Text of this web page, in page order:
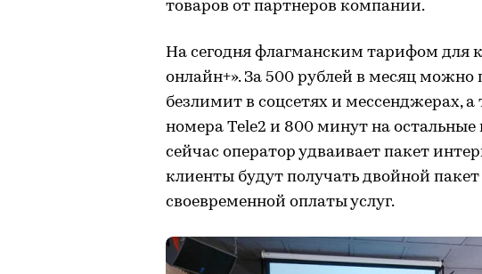
товаров от партнеров компании.
На сегодня флагманским тарифом для
онлайн+». За 500 рублей в месяц можно
безлимит в соцсетях и мессенджерах,
номера Tele2 и 800 минут на
сейчас оператор удваивает пакет
клиенты будут получать двойной
своевременной оплаты услуг.